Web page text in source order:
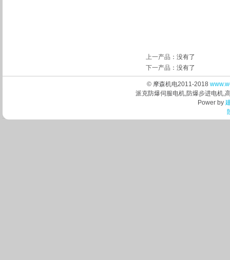
上一产品 ：没有了
下一产品 ：没有了
© 摩森机电2011-2018
派克防爆伺服电机,防爆步进电机,
Power by